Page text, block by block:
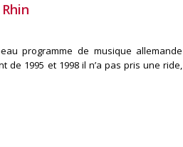
programme de musique allemande
1995 et 1998 il n’a pas pris une ride,